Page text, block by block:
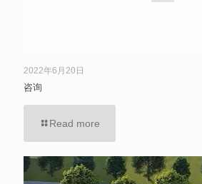
2022年6月20日
咨询
Read more